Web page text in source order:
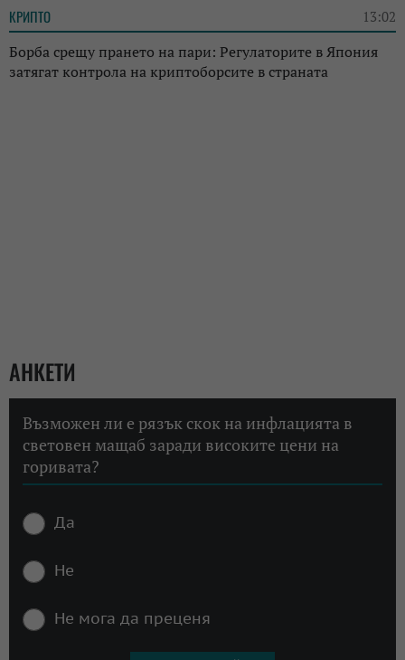
КРИПТО 13:02
Борба срещу прането на пари: Регулаторите в Япония
затягат контрола на криптоборсите в страната
АНКЕТИ
Възможен ли е рязък скок на инфлацията в
световен мащаб заради високите цени на
горивата?
Да
Не
Не мога да преценя